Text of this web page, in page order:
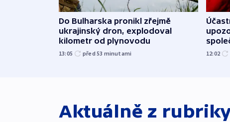
Do Bulharska pronikl zřejmě
ukrajinský dron, explodoval
kilometr od plynovodu
13:05 před 53 minutami 12:02
Aktuálně z